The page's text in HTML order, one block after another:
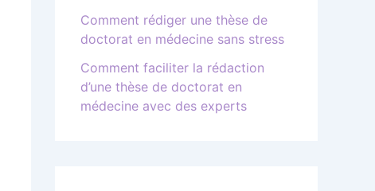
Comment rédiger une thèse de
doctorat en médecine sans stress
Comment faciliter la rédaction
d’une thèse de doctorat en
médecine avec des experts